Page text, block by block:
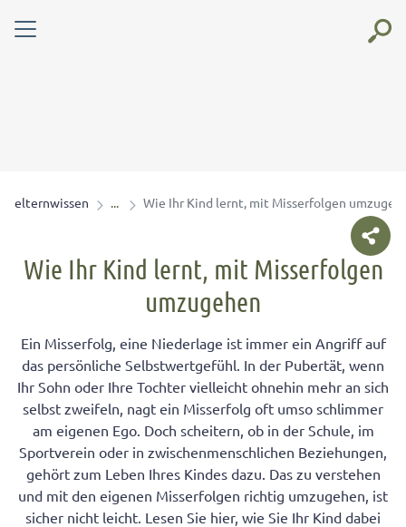
elternwissen Wie Ihr Kind lernt, mit Misserfolgen
Wie Ihr Kind lernt, mit Misserfolgen
umzugehen
Ein Misserfolg, eine Niederlage ist immer ein Angriff auf
das persönliche Selbstwertgefühl. In der Pubertät, wenn
Ihr Sohn oder Ihre Tochter vielleicht ohnehin mehr an sich
selbst zweifeln, nagt ein Misserfolg oft umso schlimmer
am eigenen Ego. Doch scheitern, ob in der Schule, im
Sportverein oder in zwischenmenschlichen Beziehungen,
gehört zum Leben Ihres Kindes dazu. Das zu verstehen
und mit den eigenen Misserfolgen richtig umzugehen, ist
sicher nicht leicht. Lesen Sie hier, wie Sie Ihr Kind dabei